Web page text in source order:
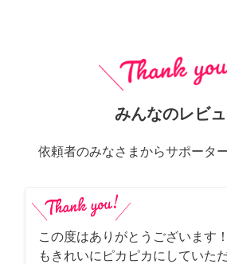
みんなのレビ
依頼者のみなさまからサポータ
この度はありがとうございます
もきれいにピカピカにしていた